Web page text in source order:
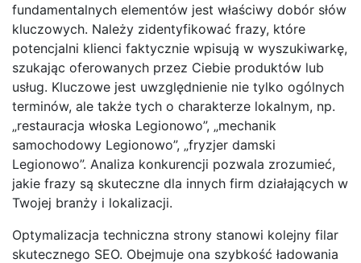
fundamentalnych elementów jest właściwy dobór słów
kluczowych. Należy zidentyfikować frazy, które
potencjalni klienci faktycznie wpisują w wyszukiwarkę,
szukając oferowanych przez Ciebie produktów lub
usług. Kluczowe jest uwzględnienie nie tylko ogólnych
terminów, ale także tych o charakterze lokalnym, np.
„restauracja włoska Legionowo”, „mechanik
samochodowy Legionowo”, „fryzjer damski
Legionowo”. Analiza konkurencji pozwala zrozumieć,
jakie frazy są skuteczne dla innych firm działających w
Twojej branży i lokalizacji.
Optymalizacja techniczna strony stanowi kolejny filar
skutecznego SEO. Obejmuje ona szybkość ładowania